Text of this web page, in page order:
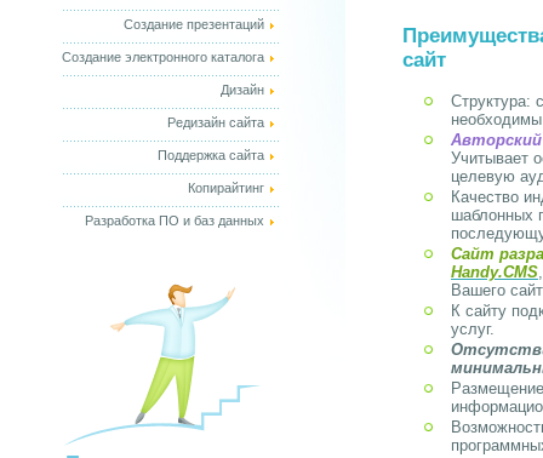
Создание презентаций
Создание электронного каталога
Дизайн
Редизайн сайта
Поддержка сайта
Копирайтинг
Разработка ПО и баз данных
сайт
Структура:
Учитывает
целевую
Качество
шаблонных
Сайт
Handy.CMS
Вашего
К сайту
услуг.